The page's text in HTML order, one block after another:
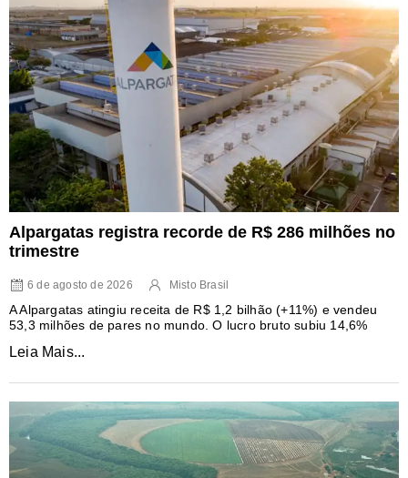
Alpargatas registra recorde de R$ 286 milhões no
trimestre
6 de agosto de 2026 Misto Brasil
A Alpargatas atingiu receita de R$ 1,2 bilhão (+11%) e vendeu
53,3 milhões de pares no mundo. O lucro bruto subiu 14,6%
Leia Mais...